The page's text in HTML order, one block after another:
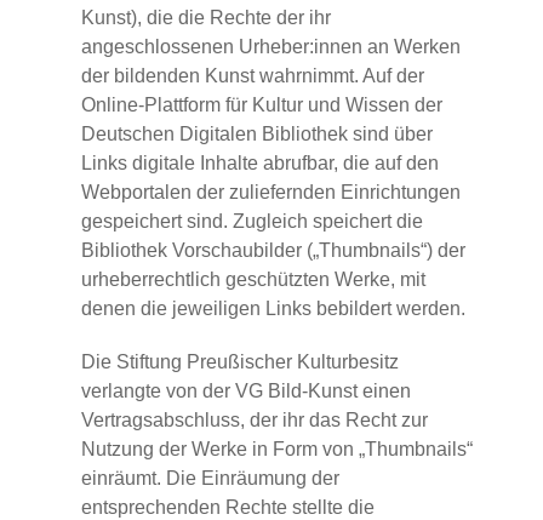
Kunst), die die Rechte der ihr
angeschlossenen Urheber:innen an Werken
der bildenden Kunst wahrnimmt. Auf der
Online-Plattform für Kultur und Wissen der
Deutschen Digitalen Bibliothek sind über
Links digitale Inhalte abrufbar, die auf den
Webportalen der zuliefernden Einrichtungen
gespeichert sind. Zugleich speichert die
Bibliothek Vorschaubilder („Thumbnails“) der
urheberrechtlich geschützten Werke, mit
denen die jeweiligen Links bebildert werden.
Die Stiftung Preußischer Kulturbesitz
verlangte von der VG Bild-Kunst einen
Vertragsabschluss, der ihr das Recht zur
Nutzung der Werke in Form von „Thumbnails“
einräumt. Die Einräumung der
entsprechenden Rechte stellte die